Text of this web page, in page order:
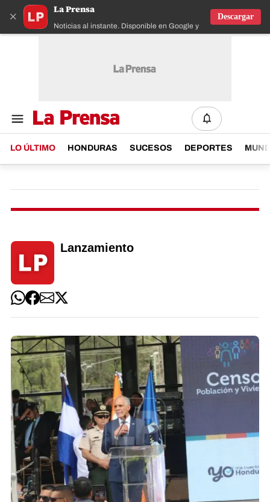
×
La Prensa
Noticias al instante. Disponible en Google y IOS
Descargar
LO ÚLTIMO HONDURAS SUCESOS DEPORTES
Lanzamiento